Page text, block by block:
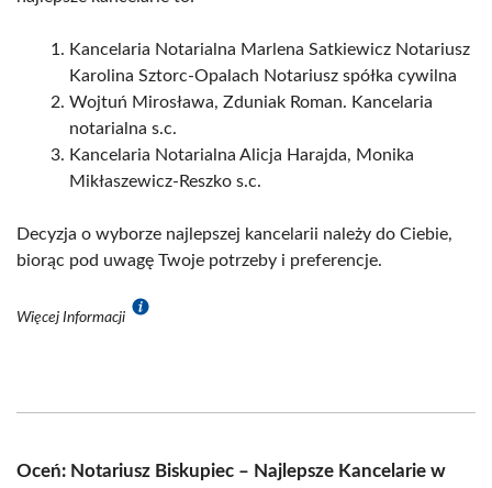
Kancelaria Notarialna Marlena Satkiewicz Notariusz
Karolina Sztorc-Opalach Notariusz spółka cywilna
Wojtuń Mirosława, Zduniak Roman. Kancelaria
notarialna s.c.
Kancelaria Notarialna Alicja Harajda, Monika
Mikłaszewicz-Reszko s.c.
Decyzja o wyborze najlepszej kancelarii należy do Ciebie,
biorąc pod uwagę Twoje potrzeby i preferencje.
Więcej Informacji
Oceń: Notariusz Biskupiec – Najlepsze Kancelarie w